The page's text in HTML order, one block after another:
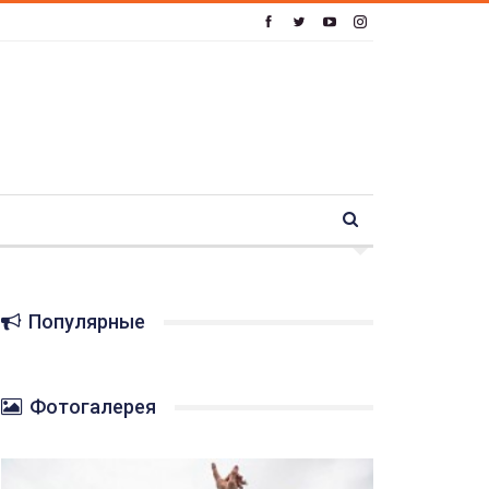
Популярные
Фотогалерея